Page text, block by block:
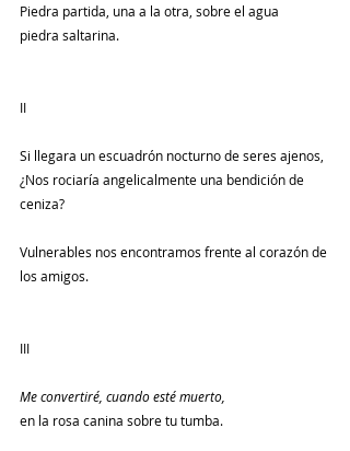
Piedra partida, una a la otra, sobre el agua
piedra saltarina.
II
Si llegara un escuadrón nocturno de seres ajenos,
¿Nos rociaría angelicalmente una bendición de
ceniza?
Vulnerables nos encontramos frente al corazón de
los amigos.
III
Me convertiré, cuando esté muerto,
en la rosa canina sobre tu tumba.